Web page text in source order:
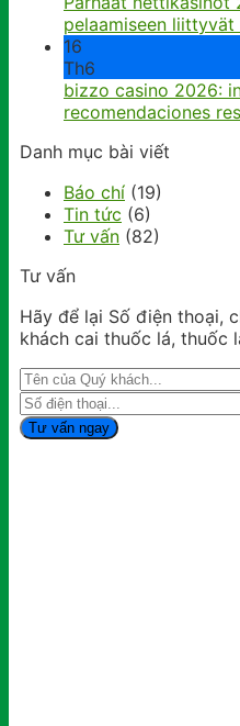
pelaamiseen liittyvät
16
Th6
bizzo casino 2026:
recomendaciones
Danh mục bài viết
Báo chí (19)
Tin tức (6)
Tư vấn (82)
Tư vấn
Hãy để lại Số điện thoại,
khách cai thuốc lá, thuốc